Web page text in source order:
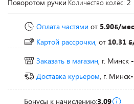
Поворотом ручки Количество колёс: 2
Оплата частями от 5.90 /мес
Картой рассрочки, от 10.31
Заказать в магазин, г. Минск
Доставка курьером, г. Минск
Бонусы к начислению:3.09